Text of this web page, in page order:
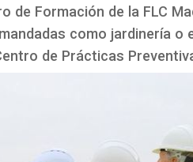
de Formación de la FLC
como jardinería o
de Prácticas